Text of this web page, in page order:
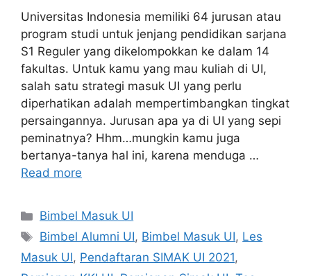
Universitas Indonesia memiliki 64 jurusan atau
program studi untuk jenjang pendidikan sarjana
S1 Reguler yang dikelompokkan ke dalam 14
fakultas. Untuk kamu yang mau kuliah di UI,
salah satu strategi masuk UI yang perlu
diperhatikan adalah mempertimbangkan tingkat
persaingannya. Jurusan apa ya di UI yang sepi
peminatnya? Hhm…mungkin kamu juga
bertanya-tanya hal ini, karena menduga …
Read more
Bimbel Masuk UI
Bimbel Alumni UI, Bimbel Masuk UI, Les
Masuk UI, Pendaftaran SIMAK UI 2021,